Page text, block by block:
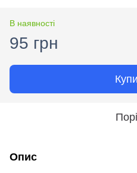
В наявності
95 грн
Опис